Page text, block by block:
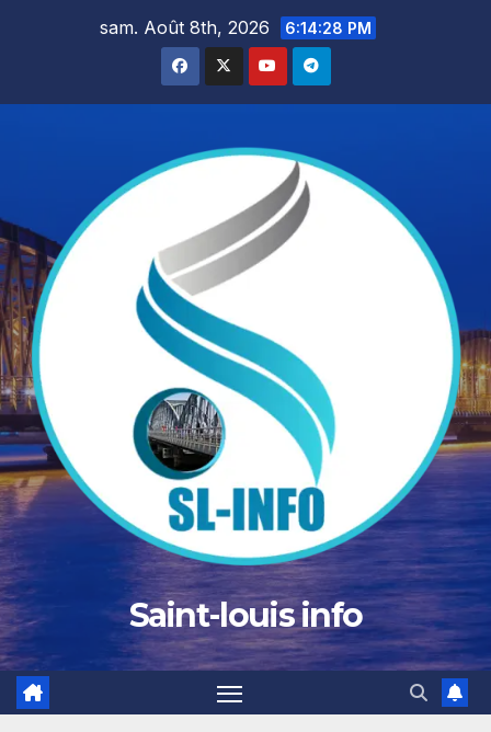
sam. Août 8th, 2026 6:14:29 PM
Saint-louis info